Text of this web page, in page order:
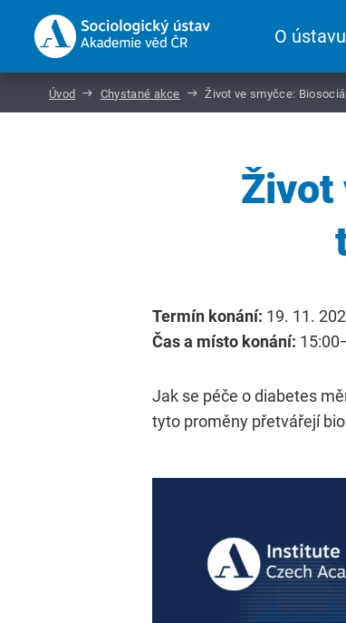
O ústavu
Úvod Chystané akce Život ve smyčce:
Život
Termín konání: 19. 11.
Čas a místo konání:
Jak se péče o diabetes
tyto proměny přetvářejí